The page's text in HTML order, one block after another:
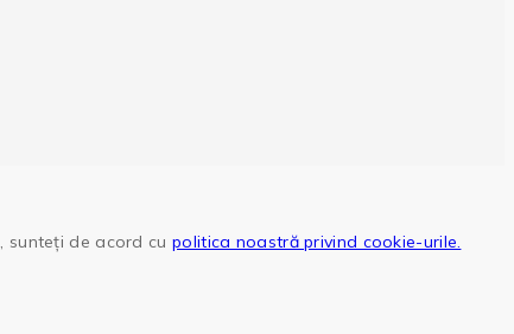
sunteți de acord cupolitica noastră privind cookie-urile.